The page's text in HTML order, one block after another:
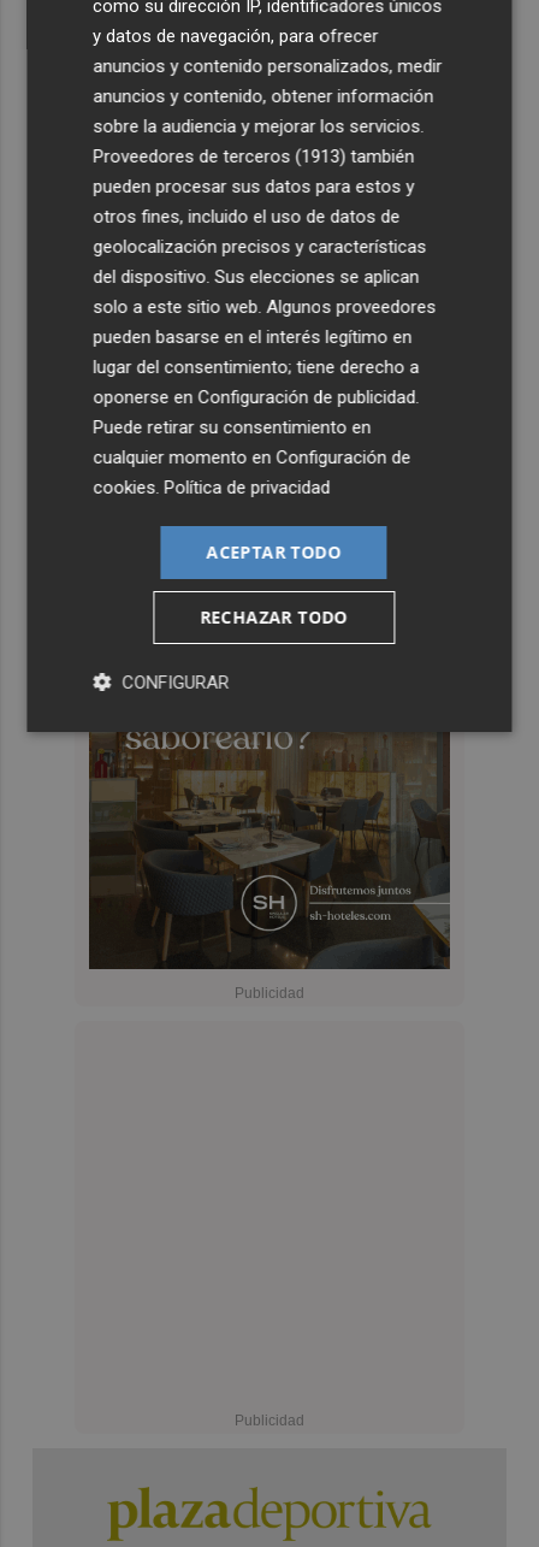
como su dirección IP, identificadores únicos
y datos de navegación, para ofrecer
anuncios y contenido personalizados, medir
anuncios y contenido, obtener información
sobre la audiencia y mejorar los servicios.
Proveedores de terceros (1913) también
pueden procesar sus datos para estos y
otros fines, incluido el uso de datos de
geolocalización precisos y características
del dispositivo. Sus elecciones se aplican
solo a este sitio web. Algunos proveedores
pueden basarse en el interés legítimo en
lugar del consentimiento; tiene derecho a
oponerse enConfiguración de publicidad
Puede retirar su consentimiento en
cualquier momento enConfiguración de
cookies .Política de privacidad
ACEPTAR TODO
RECHAZAR TODO
CONFIGURAR